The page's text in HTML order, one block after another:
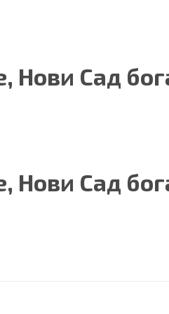
Нови Сад
Нови Сад